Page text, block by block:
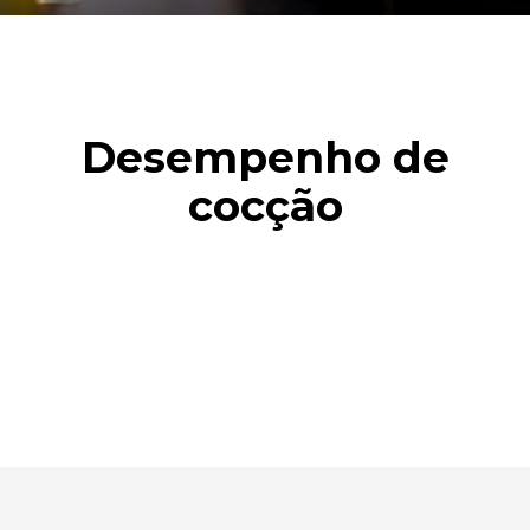
Desempenho de
cocção